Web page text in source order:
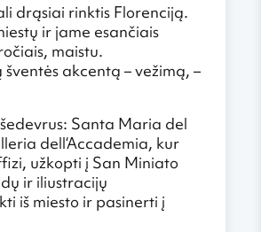
drąsiai rinktis Florenciją.
ir jame esančiais
maistu.
akcentą – vežimą, –
Santa Maria del
dell‘Accademia, kur
užkopti į San Miniato
ir iliustracijų
iš miesto ir pasinerti į